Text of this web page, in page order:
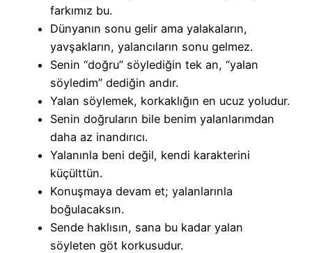
farkımız bu.
Dünyanın sonu gelir ama yalakaların,
yavşakların, yalancıların sonu gelmez.
Senin “doğru” söylediğin tek an, “yalan
söyledim” dediğin andır.
Yalan söylemek, korkaklığın en ucuz yoludur.
Senin doğruların bile benim yalanlarımdan
daha az inandırıcı.
Yalanınla beni değil, kendi karakterini
küçülttün.
Konuşmaya devam et; yalanlarınla
boğulacaksın.
Sende haklısın, sana bu kadar yalan
söyleten göt korkusudur.